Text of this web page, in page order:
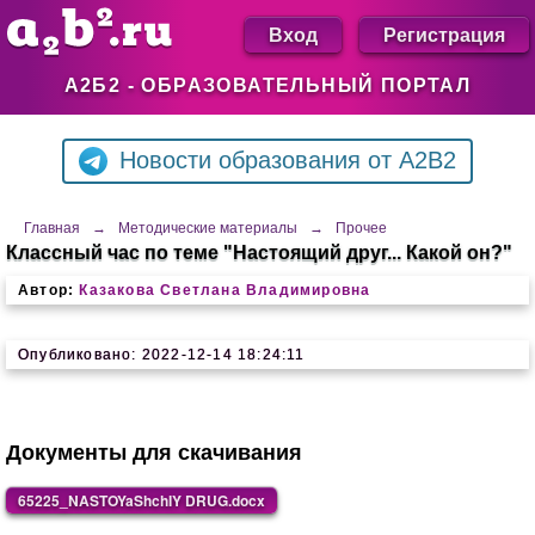
А2Б2 - ОБРАЗОВАТЕЛЬНЫЙ ПОРТАЛ
Вход Регистрация
Новости образования от A2B2
Главная → Методические материалы → Прочее
Классный час по теме "Настоящий друг... Какой он?"
Автор: Казакова Светлана Владимировна
Опубликовано: 2022-12-14 18:24:11
Документы для скачивания
65225_NASTOYaShchIY DRUG.docx